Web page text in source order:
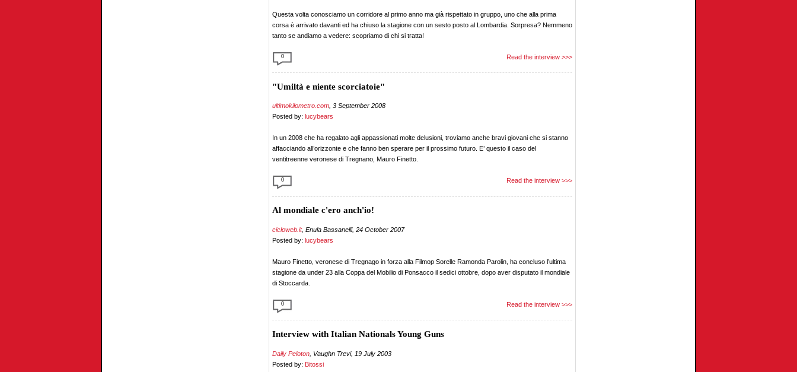
Questa volta conosciamo un corridore al primo anno ma già rispettato in gruppo, uno che alla prima
corsa è arrivato davanti ed ha chiuso la stagione con un sesto posto al Lombardia. Sorpresa? Nemmeno
tanto se andiamo a vedere: scopriamo di chi si tratta!
0 Read the interview >>>
"Umiltà e niente scorciatoie"
ultimokilometro.com , 3 September 2008
Posted by: lucybears
In un 2008 che ha regalato agli appassionati molte delusioni, troviamo anche bravi giovani che si stanno
affacciando all’orizzonte e che fanno ben sperare per il prossimo futuro. E’ questo il caso del
ventitreenne veronese di Tregnano, Mauro Finetto.
0 Read the interview >>>
Al mondiale c'ero anch'io!
cicloweb.it, Enula Bassanelli, 24 October 2007
Posted by: lucybears
Mauro Finetto, veronese di Tregnago in forza alla Filmop Sorelle Ramonda Parolin, ha concluso l’ultima
stagione da under 23 alla Coppa del Mobilio di Ponsacco il sedici ottobre, dopo aver disputato il mondiale
di Stoccarda.
0 Read the interview >>>
Interview with Italian Nationals Young Guns
Daily Peloton , Vaughn Trevi, 19 July 2003
Posted by: Bitossi